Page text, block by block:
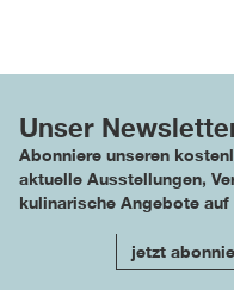
Unser
Abonniere unseren
aktuelle Ausstellungen,
kulinarische Angebote
jetzt